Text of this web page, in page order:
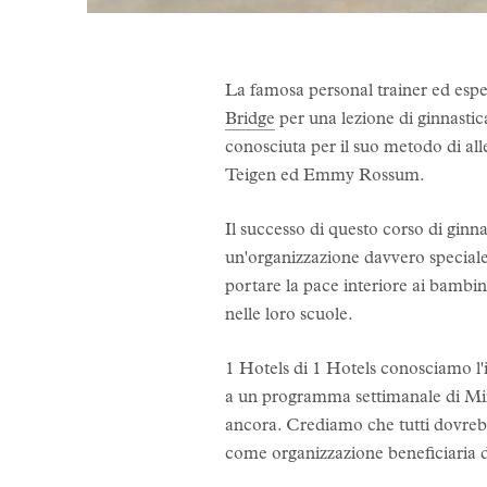
La famosa personal trainer ed
Bridge per una lezione di
conosciuta per il suo metodo di
Teigen ed Emmy Rossum.
Il successo di questo corso di
un'organizzazione davvero
portare la pace interiore ai
nelle loro scuole.
1 Hotels di 1 Hotels conosciamo
a un programma settimanale di
ancora. Crediamo che tutti
come organizzazione beneficiaria